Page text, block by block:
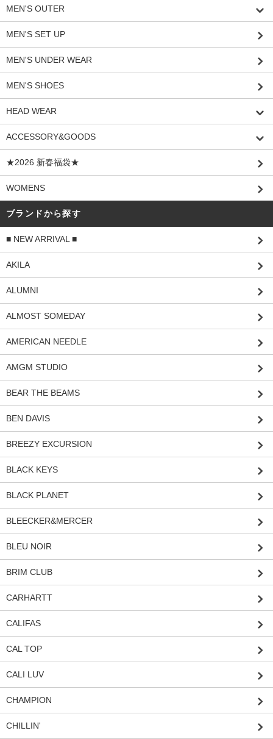
MEN'S OUTER
MEN'S SET UP
MEN'S UNDER WEAR
MEN'S SHOES
HEAD WEAR
ACCESSORY&GOODS
★2026 新春福袋★
WOMENS
ブランドから探す
■ NEW ARRIVAL ■
AKILA
ALUMNI
ALMOST SOMEDAY
AMERICAN NEEDLE
AMGM STUDIO
BEAR THE BEAMS
BEN DAVIS
BREEZY EXCURSION
BLACK KEYS
BLACK PLANET
BLEECKER&MERCER
BLEU NOIR
BRIM CLUB
CARHARTT
CALIFAS
CAL TOP
CALI LUV
CHAMPION
CHILLIN'